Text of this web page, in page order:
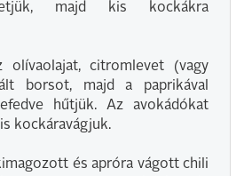
majd kis kockákra
olívaolajat, citromlevet (vagy
borsot, majd a paprikával
hűtjük. Az avokádókat
kockáravágjuk.
és apróra vágott chili